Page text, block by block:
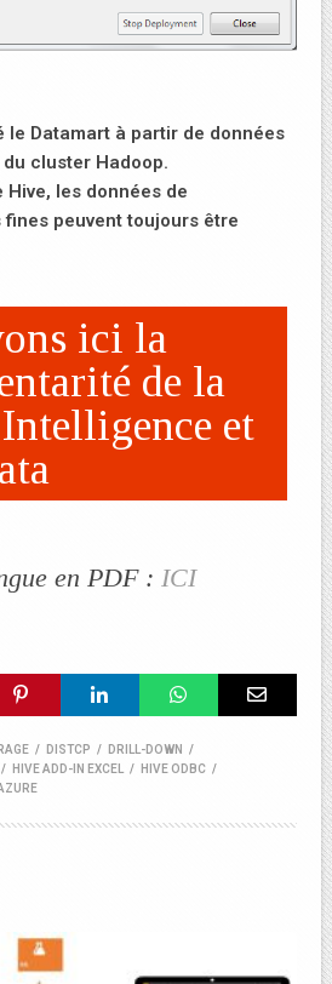
le Datamart à partir de données
cluster Hadoop.
les données de
peuvent toujours être
ici la
de la
et
en PDF : ICI
/ DISTCP / DRILL-DOWN
/
/ HIVE ADD-IN EXCEL / HIVE ODBC /